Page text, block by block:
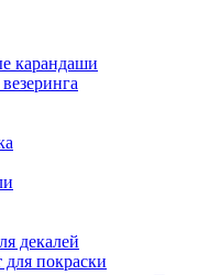
карандаши
декалей
покраски